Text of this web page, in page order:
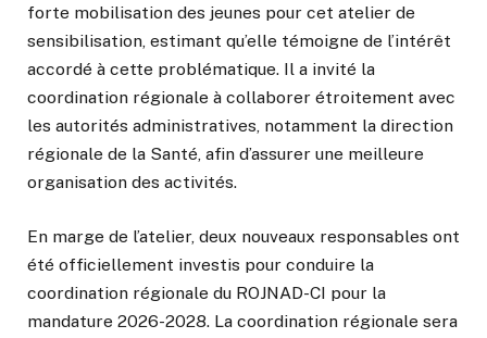
forte mobilisation des jeunes pour cet atelier de
sensibilisation, estimant qu’elle témoigne de l’intérêt
accordé à cette problématique. Il a invité la
coordination régionale à collaborer étroitement avec
les autorités administratives, notamment la direction
régionale de la Santé, afin d’assurer une meilleure
organisation des activités.
En marge de l’atelier, deux nouveaux responsables ont
été officiellement investis pour conduire la
coordination régionale du ROJNAD-CI pour la
mandature 2026-2028. La coordination régionale sera